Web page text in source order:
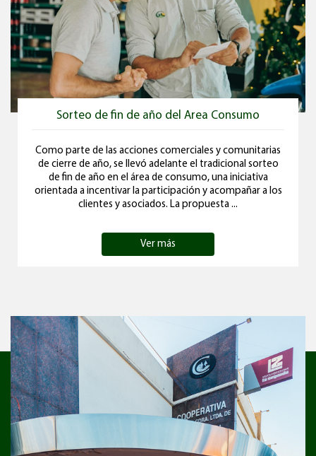
Sorteo de fin de año del Area Consumo
Como parte de las acciones comerciales y comunitarias
de cierre de año, se llevó adelante el tradicional sorteo
de fin de año en el área de consumo, una iniciativa
orientada a incentivar la participación y acompañar a los
clientes y asociados. La propuesta ...
Ver más